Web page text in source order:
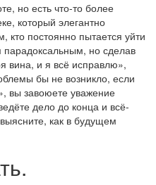
но есть что-то более
который элегантно
кто постоянно пытается уйти
парадоксальным, но сделав
вина, и я всё исправлю»,
бы не возникло, если
вы завоюете уважение
дело до конца и всё-
как в будущем